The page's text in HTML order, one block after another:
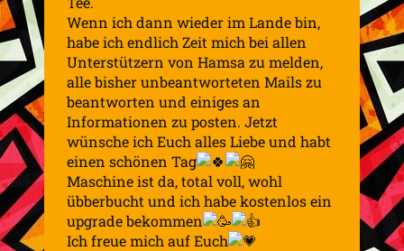
Wenn ich dann wieder im Lande bin,
habe ich endlich Zeit mich bei allen
Unterstützern von Hamsa zu melden,
alle bisher unbeantworteten Mails zu
beantworten und einiges an
Informationen zu posten. Jetzt
wünsche ich Euch alles Liebe und habt
einen schönen Tag
Maschine ist da, total voll, wohl
übberbucht und ich habe kostenlos ein
upgrade bekommen
Ich freue mich auf Euch